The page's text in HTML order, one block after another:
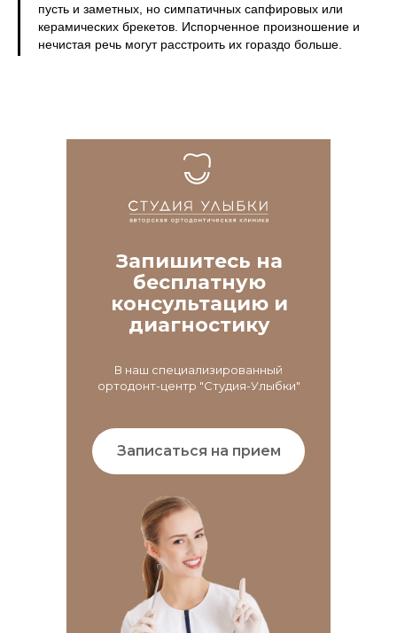
пусть и заметных, но симпатичных сапфировых или
керамических брекетов. Испорченное произношение и
нечистая речь могут расстроить их гораздо больше.
Запишитесь на
бесплатную
консультацию и
диагностику
В наш специализированный
ортодонт-центр "Студия-Улыбки"
Записаться на прием